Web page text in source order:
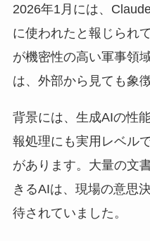
2026年1月には、
に使われたと報じられ
が機密性の高い軍事領
は、外部から見ても象
背景には、生成AIの性
報処理にも実用レベル
があります。大量の文
きるAIは、現場の意思
待されていました。